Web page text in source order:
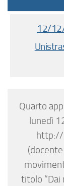
12/
Quarto
lunedì
http://
titolo “Dai